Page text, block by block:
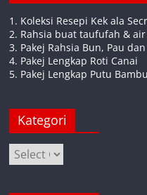
1. Koleksi Resepi Kek ala
2. Rahsia buat taufufah & air
3. Pakej Rahsia Bun, Pau dan
4. Pakej Lengkap Roti Canai
5. Pakej Lengkap Putu
Kategori
Kategori